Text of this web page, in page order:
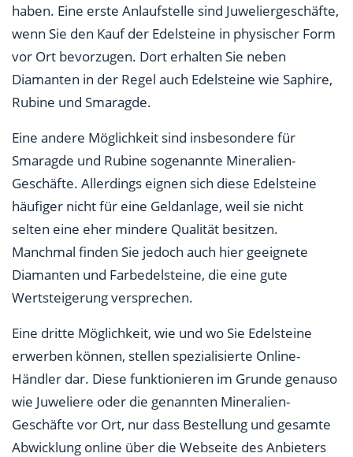
haben. Eine erste Anlaufstelle sind Juweliergeschäfte,
wenn Sie den Kauf der Edelsteine in physischer Form
vor Ort bevorzugen. Dort erhalten Sie neben
Diamanten in der Regel auch Edelsteine wie Saphire,
Rubine und Smaragde.
Eine andere Möglichkeit sind insbesondere für
Smaragde und Rubine sogenannte Mineralien-
Geschäfte. Allerdings eignen sich diese Edelsteine
häufiger nicht für eine Geldanlage, weil sie nicht
selten eine eher mindere Qualität besitzen.
Manchmal finden Sie jedoch auch hier geeignete
Diamanten und Farbedelsteine, die eine gute
Wertsteigerung versprechen.
Eine dritte Möglichkeit, wie und wo Sie Edelsteine
erwerben können, stellen spezialisierte Online-
Händler dar. Diese funktionieren im Grunde genauso
wie Juweliere oder die genannten Mineralien-
Geschäfte vor Ort, nur dass Bestellung und gesamte
Abwicklung online über die Webseite des Anbieters